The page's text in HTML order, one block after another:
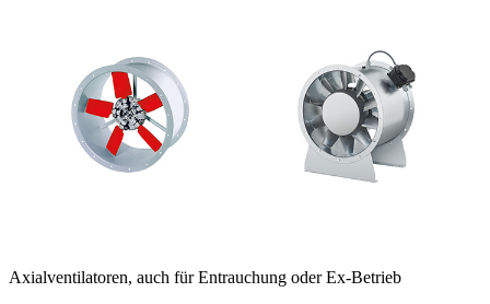
Axialventilatoren, auch für Entrauchung oder Ex-Betrieb